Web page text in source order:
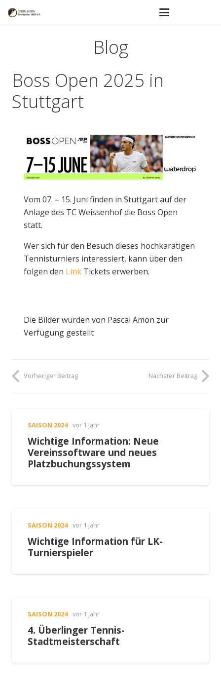
Blog
Boss Open 2025 in
Stuttgart
Vom 07. – 15. Juni finden in Stuttgart auf der
Anlage des TC Weissenhof die Boss Open
statt.
Wer sich für den Besuch dieses hochkarätigen
Tennisturniers interessiert, kann über den
folgen den Link Tickets erwerben.
Die Bilder wurden von Pascal Amon zur
Verfügung gestellt
Vorheriger Beitrag Nächster Beitrag
SAISON 2024 vor 1 Jahr
Wichtige Information: Neue
Vereinssoftware und neues
Platzbuchungssystem
SAISON 2024 vor 1 Jahr
Wichtige Information für LK-
Turnierspieler
SAISON 2024 vor 1 Jahr
4. Überlinger Tennis-
Stadtmeisterschaft